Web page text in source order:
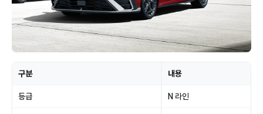
구분 내용
등급 N 라인